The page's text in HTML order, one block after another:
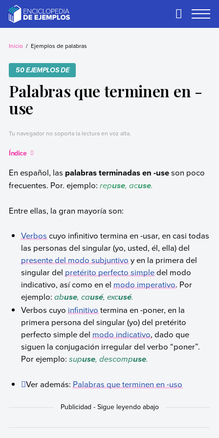
contentEjemplos
Necesitas ejemplos.
Primary
Inicio Ejemplos de palabras
50 EJEMPLOS DE
Palabras que terminen en -
use
Tu navegador no soporta la lectura en voz alta.
Índice
En español, las palabras terminadas en -useson poco
frecuentes. Por. ejemplo: repuse, acuse.
Entre ellas, la gran mayoría son:
Verboscuyo infinitivo termina en -usar, en casi todas
las personas del singular (yo, usted, él, ella) del
presente del modo subjuntivoy en la primera del
singular delpretérito perfecto simpledel modo
indicativo, así como en elmodo imperativo. Por
ejemplo:abuse, causé, excusé.
Verbos cuyoinfinitivotermina en -poner, en la
primera persona del singular (yo) del pretérito
perfecto simple delmodo indicativo, dado que
siguen la conjugación irregular del verbo “poner”.
Por ejemplo: supuse, descompuse.
Ver además:Palabras que terminen en -uso